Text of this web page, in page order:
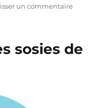
un commentairesur
elle
sosies de